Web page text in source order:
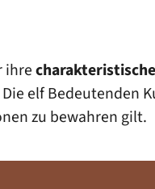
ihre
elf Bedeutenden
zu bewahren gilt.